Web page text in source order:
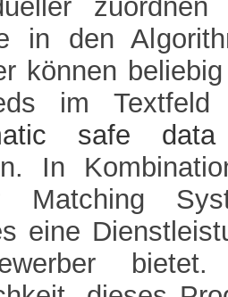
in den
können
im
safe data
In
Matching
eine